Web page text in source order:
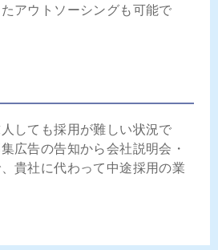
アウトソーシングも可能で
しても採用が難しい状況で
広告の告知から会社説明会・
貴社に代わって中途採用の業